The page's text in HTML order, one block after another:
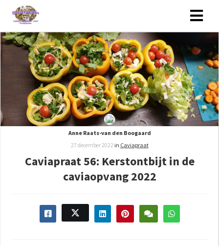
Anne Raats-van den Boogaard
27 december 2022 in Caviapraat
Caviapraat 56: Kerstontbijt in de
caviaopvang 2022